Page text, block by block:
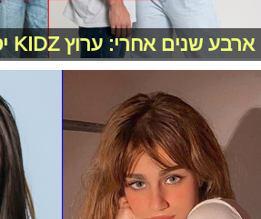
ארבע שנים אחרי: ערוץ KIDZ יסיים את שידוריו